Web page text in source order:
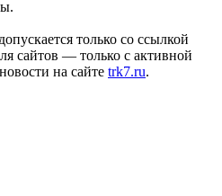
только со ссылкой
сайтов — только с активной
на сайте trk7.ru.